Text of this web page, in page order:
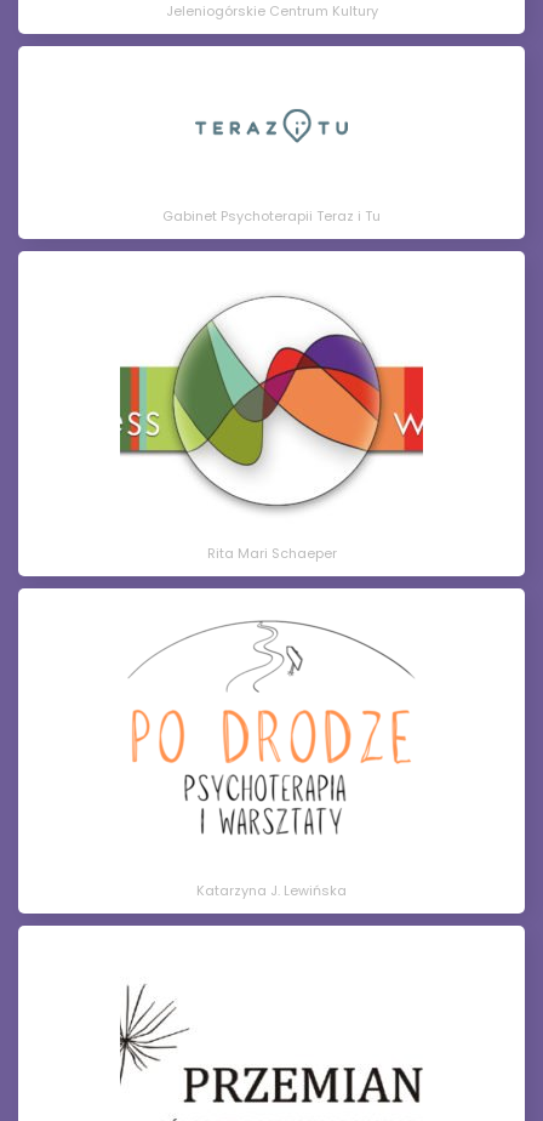
Jeleniogórskie Centrum Kultury
Gabinet Psychoterapii Teraz i Tu
Rita Mari Schaeper
Katarzyna J. Lewińska